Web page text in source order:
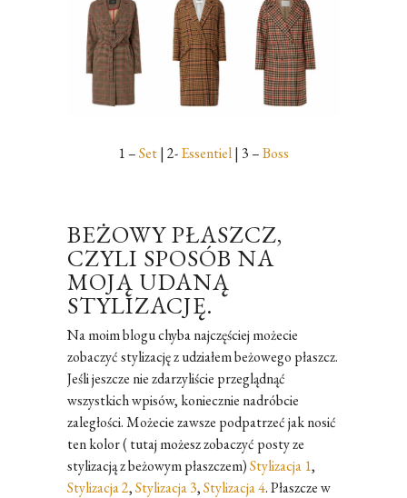
1 –Set| 2-Essentiel| 3 –Boss
BEŻOWY PŁASZCZ,
CZYLI SPOSÓB NA
MOJĄ UDANĄ
STYLIZACJĘ.
Na moim blogu chyba najczęściej możecie
zobaczyć stylizację z udziałem beżowego płaszcz.
Jeśli jeszcze nie zdarzyliście przeglądnąć
wszystkich wpisów, koniecznie nadróbcie
zaległości. Możecie zawsze podpatrzeć jak nosić
ten kolor ( tutaj możesz zobaczyć posty ze
stylizacją z beżowym płaszczem)Stylizacja 1,
Stylizacja 2,Stylizacja 3,Stylizacja 4. Płaszcze w